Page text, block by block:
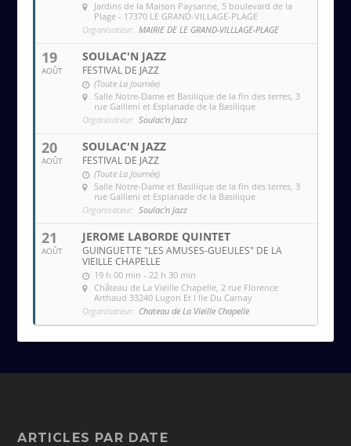
Jardins de la Maison Paysanne , 5 boulevard de la
Plage - 17370 LE GRAND-VILLAGE-PLAGE
Organisateur: MAIRIE DE LE GRAND-VILLLAGE-PLAGE
19
AOÛT
SOULAC'N JAZZ
FESTIVAL DE JAZZ
(Toute La Journée)
Salle Notre-Dame et Basilique de la fin des terres , 3
rue Gallieni et Esplanade de la Basilique
Organisateur: Soulac'n Jazz
20
AOÛT
SOULAC'N JAZZ
FESTIVAL DE JAZZ
(Toute La Journée)
Salle Notre-Dame et Basilique de la fin des terres , 3
rue Gallieni et Esplanade de la Basilique
Organisateur: Soulac'n Jazz
21
AOÛT
JEROME LABORDE QUINTET
GUINGUETTE "LES AMUSES-GUEULES" DE LA
VIEILLE CHAPELLE
19 h 00 min - 22 h 30 min
Château de La Vieille Chapelle , 2 rue Florence
Arthaud 33240 Lugon Et l Ile Du Carnay
Organisateur: Chateau de La Vieille Chapelle
ARTICLES PAR DATE